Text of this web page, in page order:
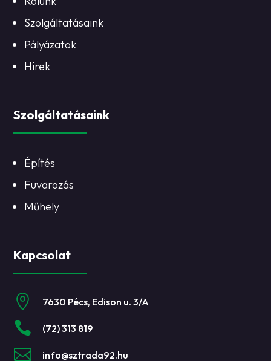
Szolgáltatásaink
Pályázatok
Hírek
Szolgáltatásaink
Építés
Fuvarozás
Műhely
Kapcsolat
 7630 Pécs, Edison u. 3/A
 (72) 313 819
 info@sztrada92.hu